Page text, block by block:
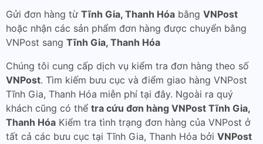
Gửi đơn hàng từ Tĩnh Gia, Thanh Hóa bằng VNPost
hoặc nhận các sản phẩm đơn hàng được chuyển bằng
VNPost sang Tĩnh Gia, Thanh Hóa
Chúng tôi cung cấp dịch vụ kiểm tra đơn hàng theo số
VNPost. Tìm kiếm bưu cục và điểm giao hàng VNPost
Tĩnh Gia, Thanh Hóa miễn phí tại đây. Ngoài ra quý
khách cũng có thể tra cứu đơn hàng VNPost Tĩnh Gia,
Thanh Hóa Kiểm tra tình trạng đơn hàng của VNPost ở
tất cả các bưu cục tại Tĩnh Gia, Thanh Hóa bởi VNPost